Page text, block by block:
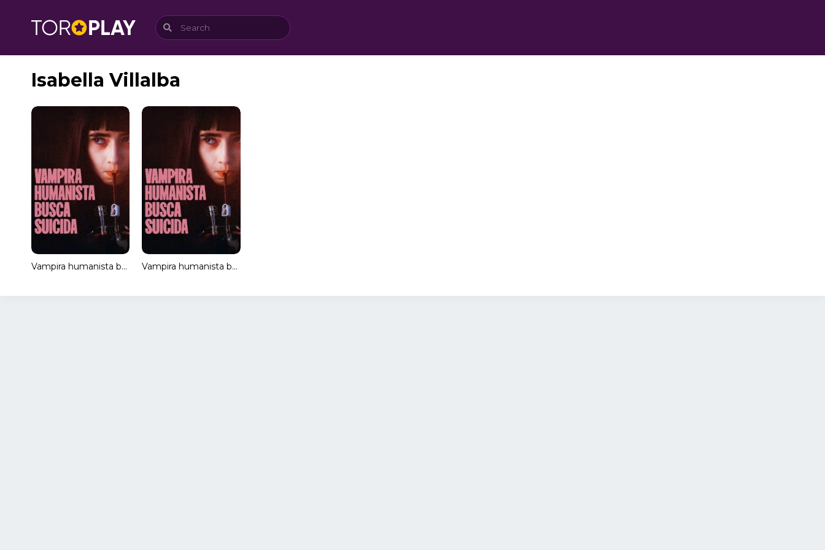
Isabella Villalba
Vampira humanista busca suicida Vampira humanista busca suicida